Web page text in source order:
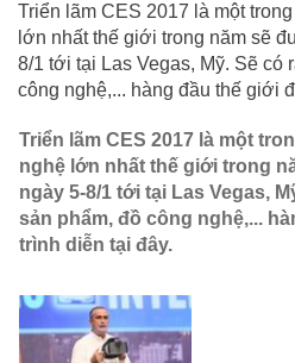
Triển lãm CES 2017 là một
lớn nhất thế giới trong năm sẽ
8/1 tới tại Las Vegas, Mỹ. Sẽ có
công nghệ,... hàng đầu thế giới
Triển lãm CES 2017 là một
nghệ lớn nhất thế giới trong
ngày 5-8/1 tới tại Las Vegas,
sản phẩm, đồ công nghệ,...
trình diễn tại đây.